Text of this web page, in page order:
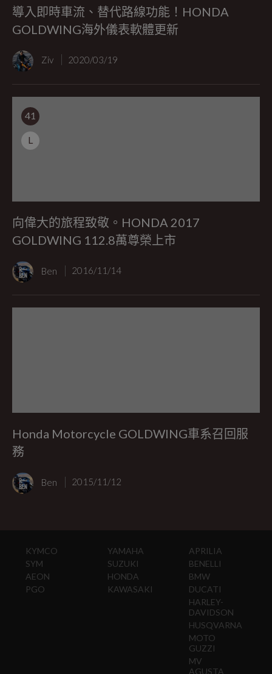
導入即時車流、替代路線功能！HONDA
GOLDWING海外儀表軟體更新
Ziv 2020/03/19
41
L
向偉大的旅程致敬。HONDA 2017
GOLDWING 112.8萬尊榮上市
Ben 2016/11/14
Honda Motorcycle GOLDWING車系召回服
務
Ben 2015/11/12
KYMCO
SYM
AEON
PGO
YAMAHA
SUZUKI
HONDA
KAWASAKI
APRILIA
BENELLI
BMW
DUCATI
HARLEY-
DAVIDSON
HUSQVARNA
MOTO
GUZZI
MV
AGUSTA